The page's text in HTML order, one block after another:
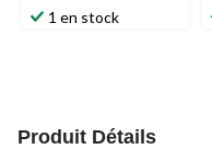
1 en stock
Produit Détails